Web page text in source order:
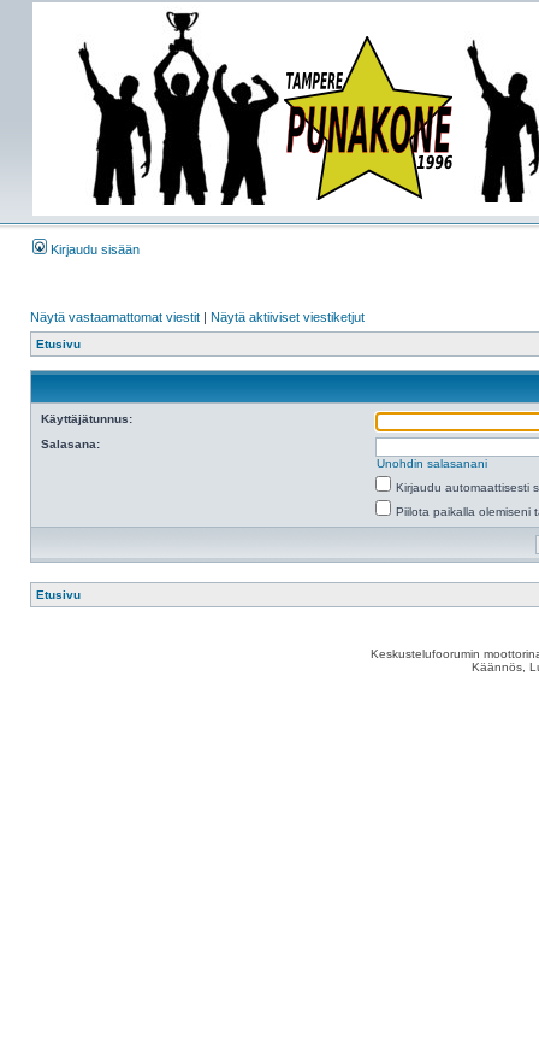
Kirjaudu sisään
Näytä vastaamattomat viestit | Näytä aktiiviset viestiketjut
Etusivu
Käyttäjätunnus:
Salasana:
Unohdin salasanani
Kirjaudu automaattisesti
Piilota paikalla olemiseni
Etusivu
Keskustelufoorumin
Käännös,